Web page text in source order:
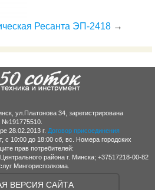
Ресанта ЭП-2418 →
ул.Платонова 34, зарегистрирована
№191775510.
28.02.2013 г. Договор присоединения
с 10:00 до 18:00 сб, вс. Номера городских
прав потребителей:
района г. Минска; +37517218-00-82
Мингорисполкома.
ВЕРСИЯ САЙТА